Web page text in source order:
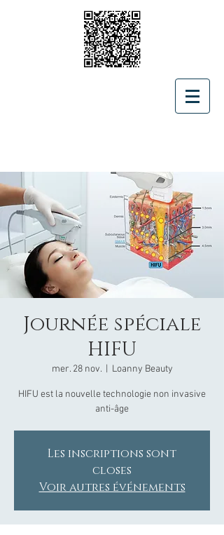
Journée spéciale
HIFU
mer. 28 nov.
  |
Loanny Beauty
HIFU est la nouvelle technologie non invasive
anti-âge
Les inscriptions sont
closes
Voir autres événements